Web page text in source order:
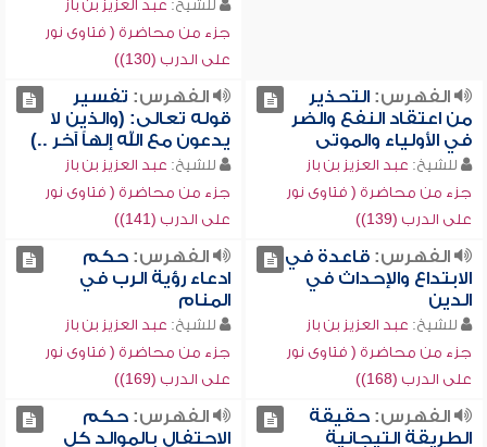
للشيخ: عبد العزيز بن باز
جزء من محاضرة ( فتاوى نور
على الدرب (130))
الفهرس:التحذير
من اعتقاد النفع والضر
في الأولياء والموتى
للشيخ: عبد العزيز بن باز
جزء من محاضرة ( فتاوى نور
على الدرب (139))
الفهرس: تفسير
قوله تعالى: (والذين لا
يدعون مع الله إلهاً آخر ..)
للشيخ: عبد العزيز بن باز
جزء من محاضرة ( فتاوى نور
على الدرب (141))
الفهرس:قاعدة في
الابتداع والإحداث في
الدين
للشيخ: عبد العزيز بن باز
جزء من محاضرة ( فتاوى نور
على الدرب (168))
الفهرس:حكم
ادعاء رؤية الرب في
المنام
للشيخ: عبد العزيز بن باز
جزء من محاضرة ( فتاوى نور
على الدرب (169))
الفهرس:حقيقة
الطريقة التيجانية
الفهرس:حكم
الاحتفال بالموالد كل